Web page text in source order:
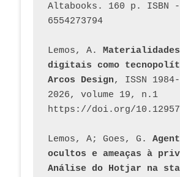
Altabooks. 160 p. ISBN
6554273794
Lemos, A. Materialidades
digitais como
Arcos Design, ISSN 1984-
2026, volume 19, n.1
https://doi.org/
Lemos, A; Goes, G.
ocultos e ameaças à
Análise do Hotjar na